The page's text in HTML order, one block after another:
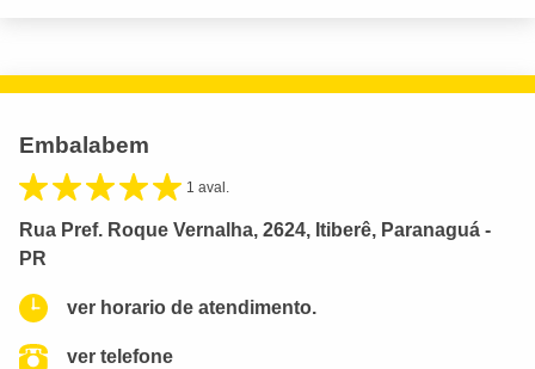
Embalabem
1 aval.
Rua Pref. Roque Vernalha, 2624, Itiberê, Paranaguá -
PR
ver horario de atendimento.
ver telefone